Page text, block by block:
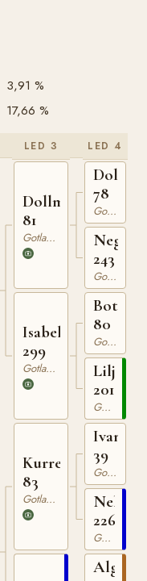
3,91 %
17,66 %
LED 3
Dollman
81
Gotlandsruss
Isabella
299
Gotlandsruss
Kurre
83
Gotlandsruss
LED 4
Dolle
78
Gotlandsruss
Nego
243
Gotlandsruss
Botajr
80
Gotlandsruss
Liljan
201
Gotlandsruss
Ivan
39
Gotlandsruss
Nella
226
Gotlandsruss
Algo